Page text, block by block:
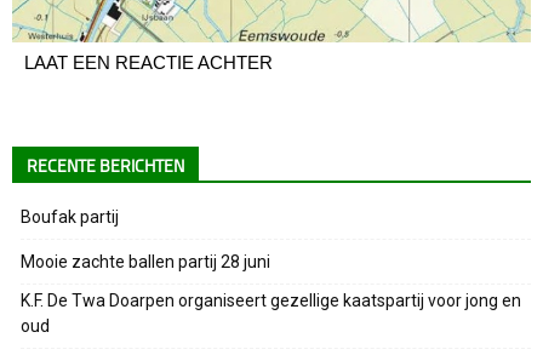
LAAT EEN REACTIE ACHTER
RECENTE BERICHTEN
Boufak partij
Mooie zachte ballen partij 28 juni
K.F. De Twa Doarpen organiseert gezellige kaatspartij voor jong en
oud